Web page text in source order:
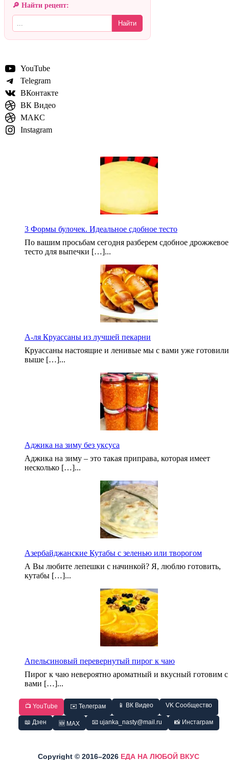
🔎 Найти рецепт:
Найти
YouTube
Telegram
ВКонтакте
ВК Видео
МАКС
Instagram
3 Формы булочек. Идеальное сдобное тесто
По вашим просьбам сегодня разберем сдобное дрожжевое
тесто для выпечки […]...
А-ля Круассаны из лучшей пекарни
Круассаны настоящие и ленивые мы с вами уже
выше […]...
Аджика на зиму без уксуса
Аджика на зиму – это такая приправа, которая имеет
несколько […]...
Азербайджанские Кутабы с зеленью или творогом
А Вы любите лепешки с начинкой? Я, люблю готовить,
кутабы […]...
Апельсиновый перевернутый пирог к чаю
Пирог к чаю невероятно ароматный и вкусный готовим с
вами […]...
📺 YouTube ✉️ Телеграм 📱 ВК Видео VK Сообщество
📖 Дзен 🆕 MAX 📧 ujanka_nasty@mail.ru 📸 Инстаграм
Copyright © 2016–2026 ЕДА НА ЛЮБОЙ ВКУС